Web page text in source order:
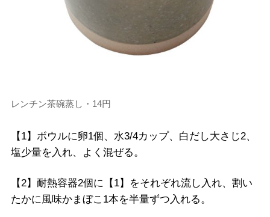
レンチン茶碗蒸し・14円
【1】ボウルに卵1個、水3/4カップ、白だし大さじ2、
塩少量を入れ、よく混ぜる。
【2】耐熱容器2個に【1】をそれぞれ流し入れ、割い
たかに風味かまぼこ1本を半量ずつ入れる。